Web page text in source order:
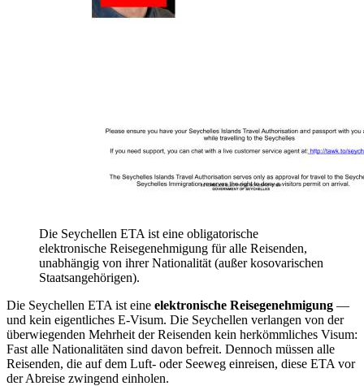
Die Seychellen ETA ist eine obligatorische
elektronische Reisegenehmigung für alle Reisenden,
unabhängig von ihrer Nationalität (außer kosovarischen
Staatsangehörigen).
Die Seychellen ETA ist eine elektronische Reisegenehmigung —
und kein eigentliches E-Visum. Die Seychellen verlangen von der
überwiegenden Mehrheit der Reisenden kein herkömmliches Visum:
Fast alle Nationalitäten sind davon befreit. Dennoch müssen alle
Reisenden, die auf dem Luft- oder Seeweg einreisen, diese ETA vor
der Abreise zwingend einholen.